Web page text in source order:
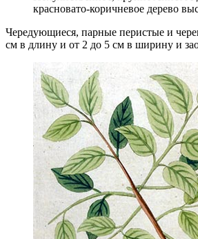
красновато-коричневое дерево
Чередующиеся, парные перистые и
см в длину и от 2 до 5 см в ширину и